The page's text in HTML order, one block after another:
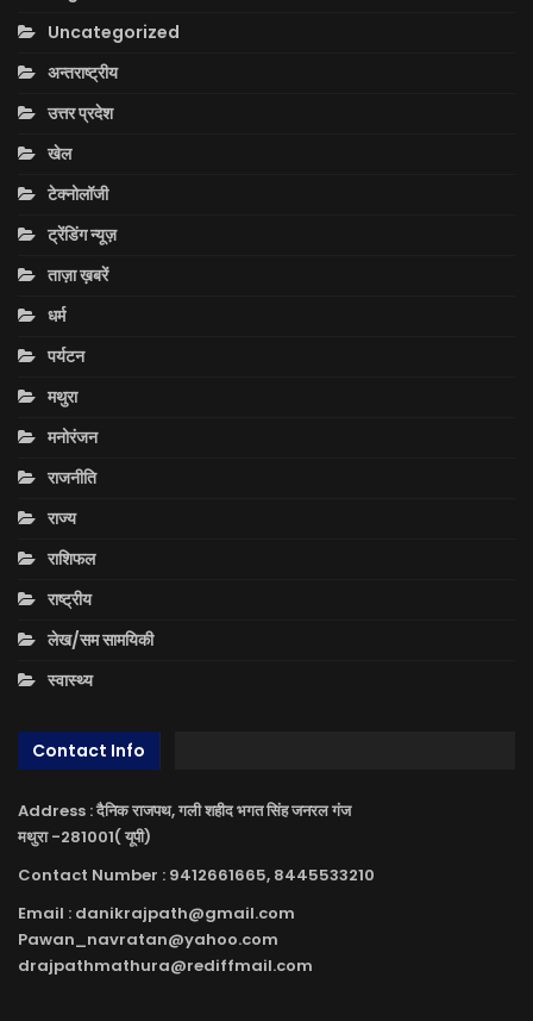
Uncategorized
अन्तराष्ट्रीय
उत्तर प्रदेश
खेल
टेक्नोलॉजी
ट्रेंडिंग न्यूज़
ताज़ा ख़बरें
धर्म
पर्यटन
मथुरा
मनोरंजन
राजनीति
राज्य
राशिफल
राष्ट्रीय
लेख/सम सामयिकी
स्वास्थ्य
Contact Info
Address : दैनिक राजपथ, गली शहीद भगत सिंह जनरल गंज
मथुरा -281001( यूपी)
Contact Number : 9412661665, 8445533210
Email : danikrajpath@gmail.com
Pawan_navratan@yahoo.com
drajpathmathura@rediffmail.com